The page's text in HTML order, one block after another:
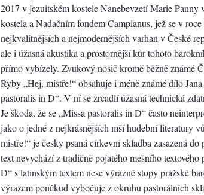
2017 v jezuitském kostele Nanebevzetí Marie Panny
kostela a Nadačním fondem Campianus, jež se v
nejkvalitnějších a nejmodernějších varhan v České
ale i úžasná akustika a prostornější kůr tohoto
přímo vybízely. Zvukový nosič kromě běžně známé
Ryby „Hej, mistře!“ obsahuje i méně známé dílo
pastoralis in D“. V ní se zrcadlí úžasná technická
Je škoda, že se „Missa pastoralis in D“ často
jako o jedné z nejkrásnějších mší hudební literatury
mistře!“ je česky psaná církevní skladba zasazená
text nevychází z tradičně pojatého mešního
D“ s latinským textem nese výrazné stopy pražské
výrazem poněkud vybočuje z okruhu pastorálních